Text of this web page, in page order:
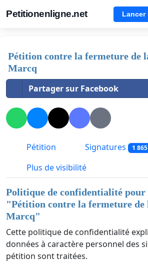
Petitionenligne.net Lancer
Pétition contre la fermeture de
Marcq
Partager sur Facebook
Pétition Signatures 1 865
Plus de visibilité
Politique de confidentialité
"Pétition contre la fermeture de
Marcq"
Cette politique de confidentialité
données à caractère personnel des
pétition sont traitées.